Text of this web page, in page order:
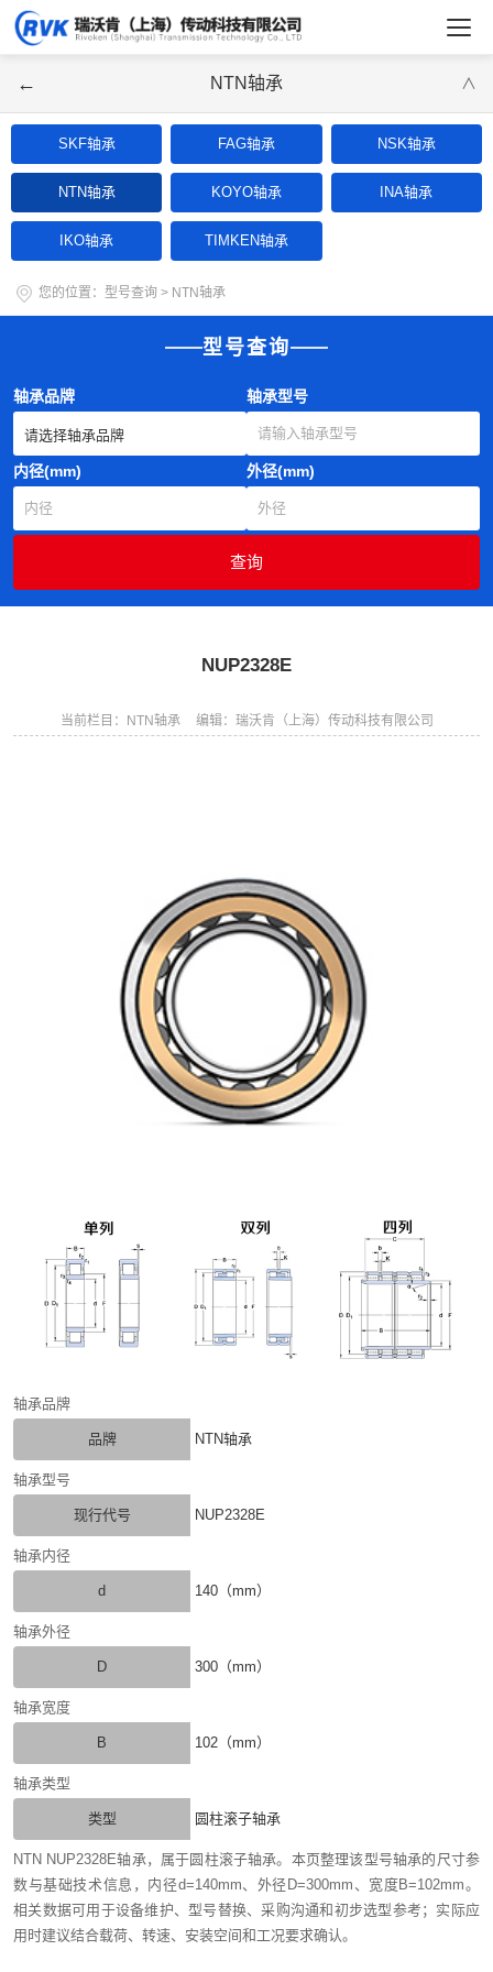
← NTN轴承 ∨
SKF轴承 FAG轴承 NSK轴承
NTN轴承 KOYO轴承 INA轴承
IKO轴承 TIMKEN轴承
您的位置： 型号查询 > NTN轴承
型号查询
轴承品牌 轴承型号
内径(mm) 外径(mm)
NUP2328E
当前栏目：NTN轴承 编辑：瑞沃肯（上海）传动科技有限公司
轴承品牌
品牌 NTN轴承
轴承型号
现行代号 NUP2328E
轴承内径
d 140（mm）
轴承外径
D 300（mm）
轴承宽度
B 102（mm）
轴承类型
类型 圆柱滚子轴承
NTN NUP2328E轴承，属于圆柱滚子轴承。本页整理该型号轴承的尺寸参
数与基础技术信息，内径d=140mm、外径D=300mm、宽度B=102mm。
相关数据可用于设备维护、型号替换、采购沟通和初步选型参考；实际应
用时建议结合载荷、转速、安装空间和工况要求确认。